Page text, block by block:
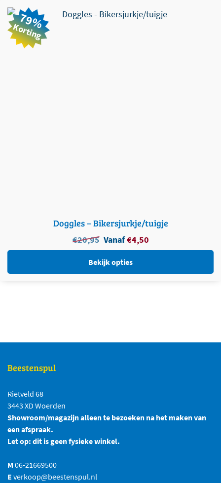
79%
Korting
Doggles – Bikersjurkje/tuigje
€20,95 Oorspronkelijke
prijs
was:
€20,95.
Vanaf€4,50Huidige
prijs
€4,50.
Bekijk opties
Dit product heeft meerdere variaties. Deze optie kan
gekozen worden op de productpagina
Beestenspul
Rietveld 68
3443 XD Woerden
Showroom/magazijn alleen te bezoeken na het maken van
een afspraak.
Let op: dit is geen fysieke winkel.
M 06-21669500
E verkoop@beestenspul.nl